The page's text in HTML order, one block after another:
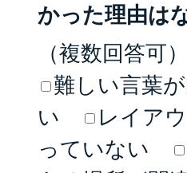
かった理由は
（複数回答可）
難しい言葉
い
レイア
っていない